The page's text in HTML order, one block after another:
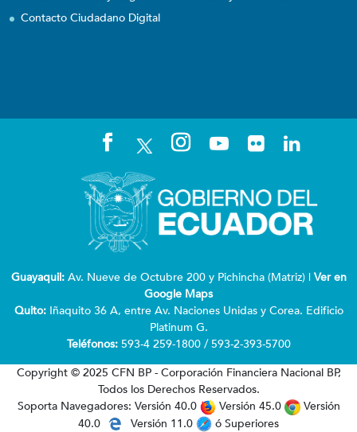
Contacto Ciudadano Digital
Guayaquil:Av. Nueve de Octubre 200 y Pichincha (Matriz) | Ver en
Google Maps
Quito: Iñaquito 36 A, entre Av. Naciones Unidas y Corea. Edificio
Platinum G.
Teléfonos:593-4 259-1800 / 593-2-393-5700
Copyright © 2025 CFN BP - Corporación Financiera Nacional BP,
Todos los Derechos Reservados.
Soporta Navegadores: Versión 40.0
Versión 45.0
Versión
40.0
Versión 11.0 ó Superiores